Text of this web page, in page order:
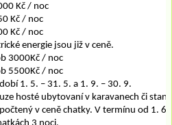
Kč / noc
Kč / noc
Kč / noc
energie jsou již v ceně.
3000Kč / noc
5500Kč / noc
1. 5. – 31. 5. a 1. 9. – 30. 9.
hosté ubytovaní v karavanech či
v ceně chatky. V termínu od 1.